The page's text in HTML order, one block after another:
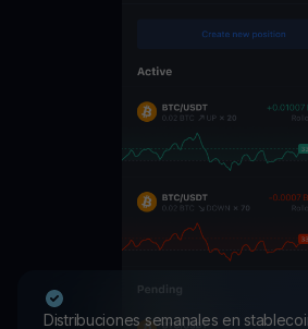
Distribuciones semanales en